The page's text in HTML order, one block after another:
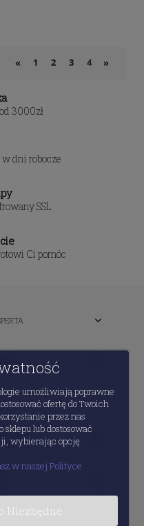
« 1 2 3 4 »
3000zł
dni robocze
SSL
Ci pomóc
umożliwiają poprawne
ofertę do Twoich
przez nas
lub dostosować
wybierając opcję
w naszej Polityce
Niezbędne